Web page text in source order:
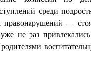
среди
правонарушений —
не раз привлекались